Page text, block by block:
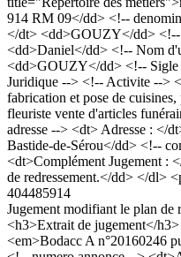
914 RM 09</dd> <!--
</dt> <dd>GOUZY</dd> <!--
<dd>Daniel</dd> <!-- Nom
<dd>GOUZY</dd> <!-- Sigle
Juridique --> <!-- Activite -->
fabrication et pose de
fleuriste vente d'articles
adresse --> <dt> Adresse : </
Bastide-de-Sérou</dd> <!--
<dt>Complément Jugement :
de redressement.</dd> </dl>
404485914
Jugement modifiant le plan de
<h3>Extrait de jugement</
<em>Bodacc A n°20160246